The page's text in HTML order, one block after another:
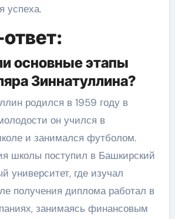
успеха.
основные этапы
Зиннатуллина?
родился в 1959 году в
он учился в
и занимался футболом.
школы поступил в Башкирский
университет, где изучал
получения диплома работал в
занимаясь финансовым